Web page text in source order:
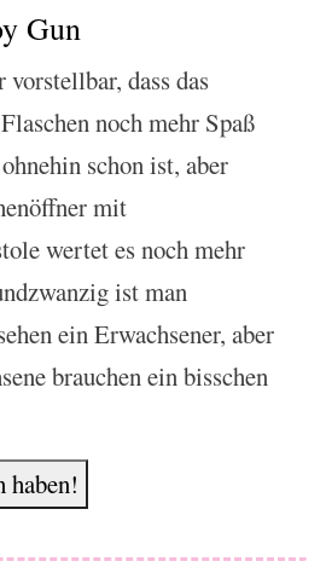
Gun
vorstellbar, dass das
noch mehr Spaß
schon ist, aber
mit
wertet es noch mehr
ist man
ein Erwachsener, aber
brauchen ein bisschen